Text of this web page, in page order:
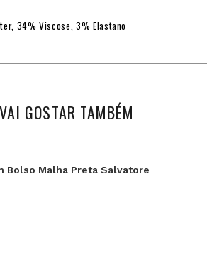
34% Viscose, 3% Elastano
GOSTAR TAMBÉM
Bolso Malha Preta Salvatore